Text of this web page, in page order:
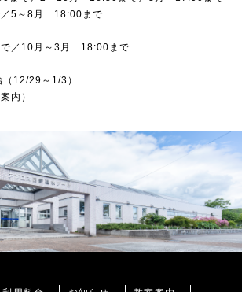
5～8月 18:00まで
／10月～3月 18:00まで
12/29～1/3）
内）